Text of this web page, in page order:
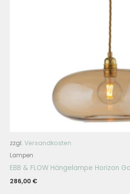
zzgl. Versandkosten
Lampen
EBB & FLOW Hängelampe Horizon
286,00 €